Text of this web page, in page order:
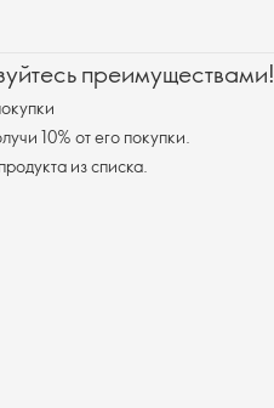
преимуществами!
10% от его покупки.
выборе продукта из списка.